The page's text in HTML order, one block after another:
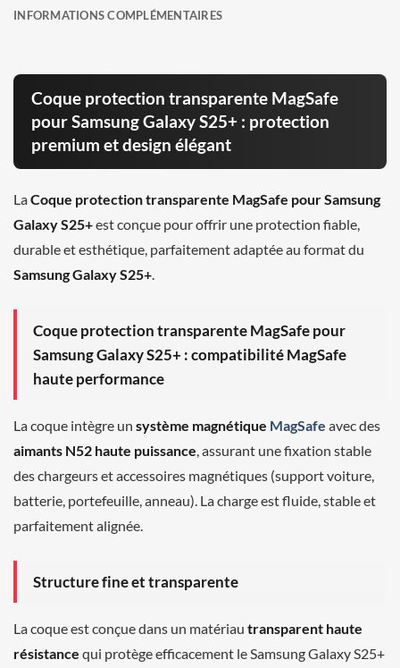
INFORMATIONS COMPLÉMENTAIRES
Coque protection transparente MagSafe
pour Samsung Galaxy S25+ : protection
premium et design élégant
LaCoque protection transparente MagSafe pour Samsung
Galaxy S25+est conçue pour offrir une protection fiable,
durable et esthétique, parfaitement adaptée au format du
Samsung Galaxy S25+
Coque protection transparente MagSafe pour
Samsung Galaxy S25+ : compatibilité MagSafe
haute performance
La coque intègre un système magnétique MagSafe avec des
aimants N52 haute puissance , assurant une fixation stable
des chargeurs et accessoires magnétiques (support voiture,
batterie, portefeuille, anneau). La charge est fluide, stable et
parfaitement alignée.
Structure fine et transparente
La coque est conçue dans un matériau transparent haute
résistance qui protège efficacement le Samsung Galaxy S25+